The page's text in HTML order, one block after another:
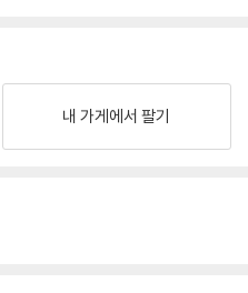
내 가게에서 팔기